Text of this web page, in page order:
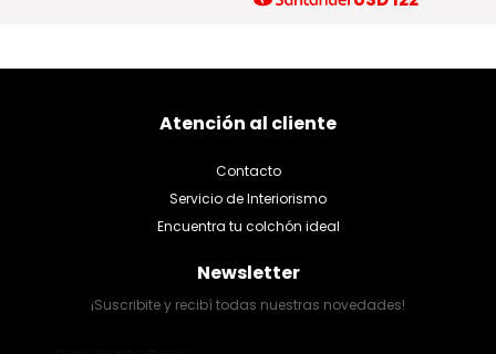
Atención al cliente
Contacto
Servicio de Interiorismo
Encuentra tu colchón ideal
Newsletter
¡Suscribite y recibí todas nuestras novedades!